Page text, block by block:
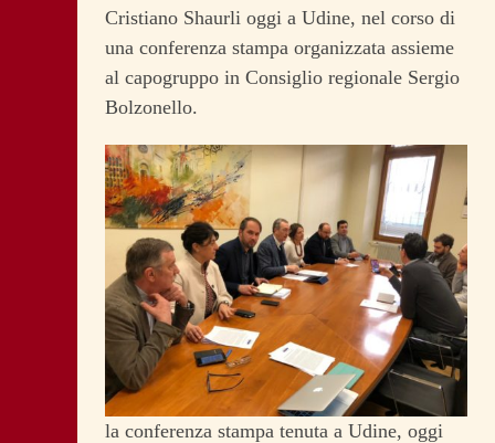
Cristiano Shaurli oggi a Udine, nel corso di
una conferenza stampa organizzata assieme
al capogruppo in Consiglio regionale Sergio
Bolzonello.
la conferenza stampa tenuta a Udine, oggi